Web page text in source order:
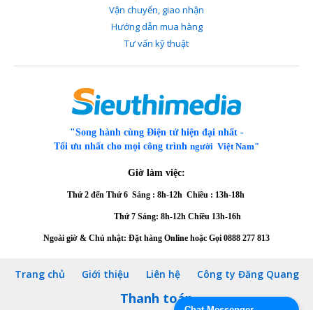
Vận chuyển, giao nhận
Hướng dẫn mua hàng
Tư vấn kỹ thuật
"Song hành cùng Điện tử hiện đại nhất -
Tối ưu nhất cho mọi công trình người Việt Nam"
Giờ làm việc:
Thứ 2 đến Thứ 6 Sáng : 8h-12h Chiều : 13h-18h
Thứ 7 Sáng: 8h-12h Chiều 13h-16h
Ngoài giờ & Chủ nhật: Đặt hàng Online hoặc Gọi 0888 277 813
Trang chủ Giới thiệu Liên hệ Công ty Đăng Quang
Thanh toán